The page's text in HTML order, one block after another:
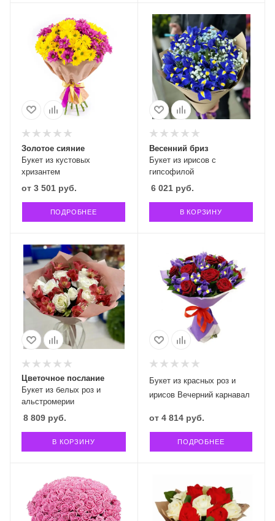
Букет из кустовых
хризантем
Золотое сияние
от 3 501 руб.
ПОДРОБНЕЕ
Букет из ирисов с
гипсофилой
Весенний бриз
6 021руб.
В КОРЗИНУ
Букет из белых роз и
альстромерии
Цветочное послание
8 809 руб.
В КОРЗИНУ
Букет из красных роз и
ирисов Вечерний карнавал
от 4 814 руб.
ПОДРОБНЕЕ